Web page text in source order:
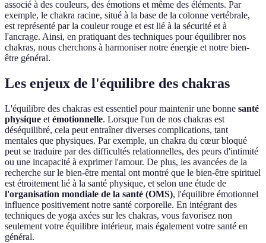
associé à des couleurs, des émotions et même des éléments. Par
exemple, le chakra racine, situé à la base de la colonne vertébrale,
est représenté par la couleur rouge et est lié à la sécurité et à
l'ancrage. Ainsi, en pratiquant des techniques pour équilibrer nos
chakras, nous cherchons à harmoniser notre énergie et notre bien-
être général.
Les enjeux de l'équilibre des chakras
L'équilibre des chakras est essentiel pour maintenir une bonne santé
physique et émotionnelle. Lorsque l'un de nos chakras est
déséquilibré, cela peut entraîner diverses complications, tant
mentales que physiques. Par exemple, un chakra du cœur bloqué
peut se traduire par des difficultés relationnelles, des peurs d'intimité
ou une incapacité à exprimer l'amour. De plus, les avancées de la
recherche sur le bien-être mental ont montré que le bien-être spirituel
est étroitement lié à la santé physique, et selon une étude de
l'organisation mondiale de la santé (OMS), l'équilibre émotionnel
influence positivement notre santé corporelle. En intégrant des
techniques de yoga axées sur les chakras, vous favorisez non
seulement votre équilibre intérieur, mais également votre santé en
général.